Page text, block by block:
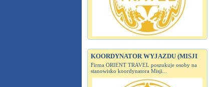
KOORDYNATOR WYJAZDU (MISJI
Firma ORIENT TRAVEL poszukuje osoby na
stanowisko koordynatora Misji...